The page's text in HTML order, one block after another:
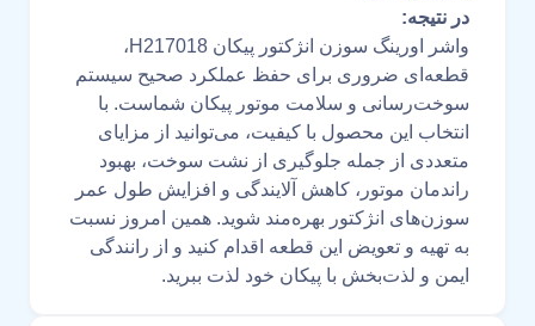
در نتیجه:
واشر اورینگ سوزن انژکتور پیکان H217018،
قطعه‌ای ضروری برای حفظ عملکرد صحیح سیستم
سوخت‌رسانی و سلامت موتور پیکان شماست. با
انتخاب این محصول با کیفیت، می‌توانید از مزایای
متعددی از جمله جلوگیری از نشت سوخت، بهبود
راندمان موتور، کاهش آلایندگی و افزایش طول عمر
سوزن‌های انژکتور بهره‌مند شوید. همین امروز نسبت
به تهیه و تعویض این قطعه اقدام کنید و از رانندگی
ایمن و لذت‌بخش با پیکان خود لذت ببرید.